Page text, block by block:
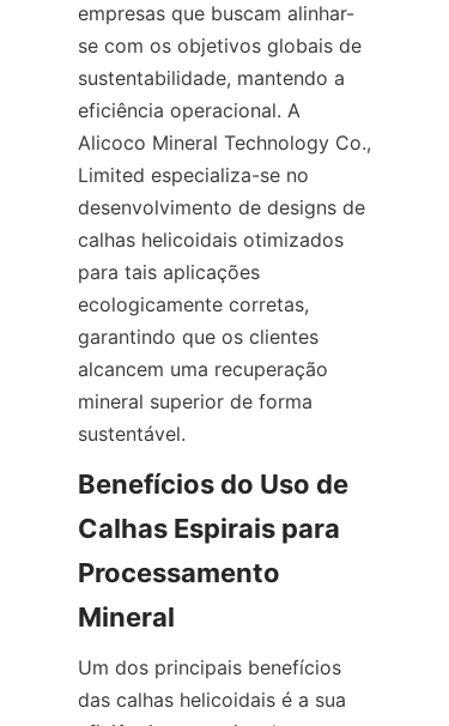
empresas que buscam alinhar-
se com os objetivos globais de
sustentabilidade, mantendo a
eficiência operacional. A
Alicoco Mineral Technology Co.,
Limited especializa-se no
desenvolvimento de designs de
calhas helicoidais otimizados
para tais aplicações
ecologicamente corretas,
garantindo que os clientes
alcancem uma recuperação
mineral superior de forma
sustentável.
Benefícios do Uso de
Calhas Espirais para
Processamento
Um dos principais benefícios
das calhas helicoidais é a sua